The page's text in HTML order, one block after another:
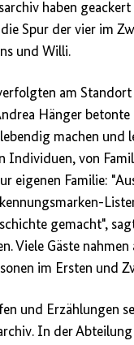
haben
Spur der vier im
und Willi.
am
Hänger
machen
Individuen, von
eigenen Familie:
gemacht",
Viele Gäste
im Ersten und
und Erzählungen
In der